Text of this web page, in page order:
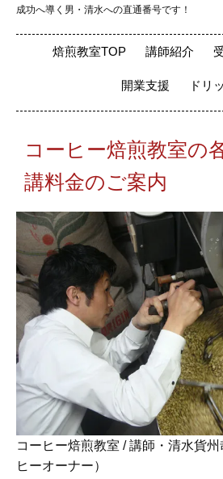
成功へ導く男・清水への直通番号です！
焙煎教室TOP 講師紹介
開業支援 ドリ
コーヒー焙煎教室の
講料金のご案内
コーヒー焙煎教室 / 講師・清水貨
ヒーオーナー）